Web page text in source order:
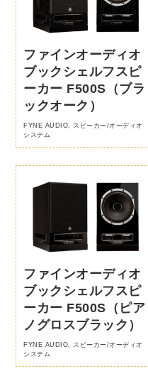
ファインオーディオ
ブックシェルフスピ
ーカー F500S（ブラ
ックオーク）
FYNE AUDIO
スピーカー/オーディオ
システム
ファインオーディオ
ブックシェルフスピ
ーカー F500S（ピア
ノグロスブラック）
FYNE AUDIO
スピーカー/オーディオ
システム